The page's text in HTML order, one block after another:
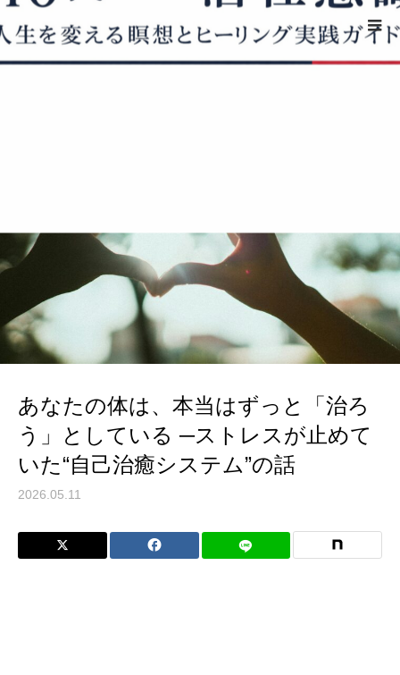
あなたの体は、本当はずっと「治ろ
う」としている ─ストレスが止めて
いた“自己治癒システム”の話
2026.05.11